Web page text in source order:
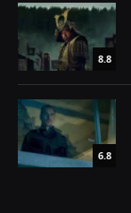
8.8
6.8